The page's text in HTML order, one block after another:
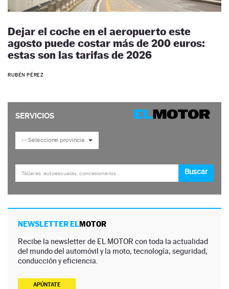
Dejar el coche en el aeropuerto este
agosto puede costar más de 200 euros:
estas son las tarifas de 2026
RUBÉN PÉREZ
NEWSLETTER ELMOTOR
Recibe la newsletter de EL MOTOR con toda la actualidad
del mundo del automóvil y la moto, tecnología, seguridad,
conducción y eficiencia.
APÚNTATE